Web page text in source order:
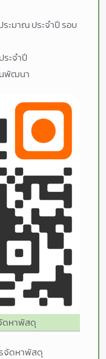
ะมาณ ประจำปี รอบ
ะจำปี
นพัฒนา
ดหาพัสดุ
จัดหาพัสดุ